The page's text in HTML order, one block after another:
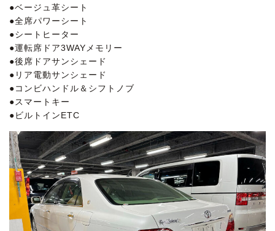
●ベージュ革シート
●全席パワーシート
●シートヒーター
●運転席ドア3WAYメモリー
●後席ドアサンシェード
●リア電動サンシェード
●コンビハンドル＆シフトノブ
●スマートキー
●ビルトインETC